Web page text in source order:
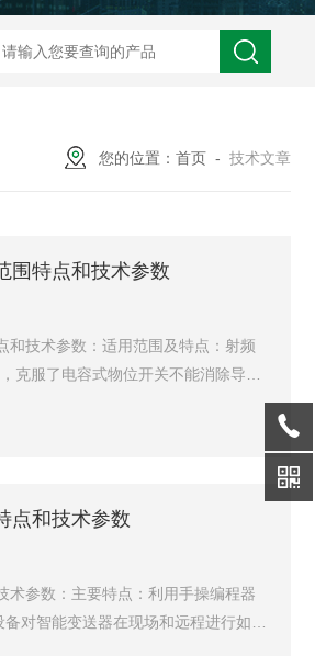
ZW2088通用型压力变送器 ZW2088耐高
您的位置： 首页 - 技术文章
围特点和技术参数
和技术参数：适用范围及特点：射频
克服了电容式物位开关不能消除导电
液体、粘稠物料；2、抗粘附电路：*
水平，广泛适用于液体、浆体、粉
与控制。此外，产品增加...
点和技术参数
术参数：主要特点：利用手操编程器
对智能变送器在现场和远程进行如下